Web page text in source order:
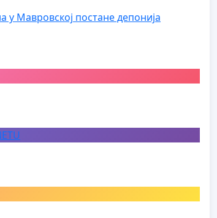
Мавровској постане депонија